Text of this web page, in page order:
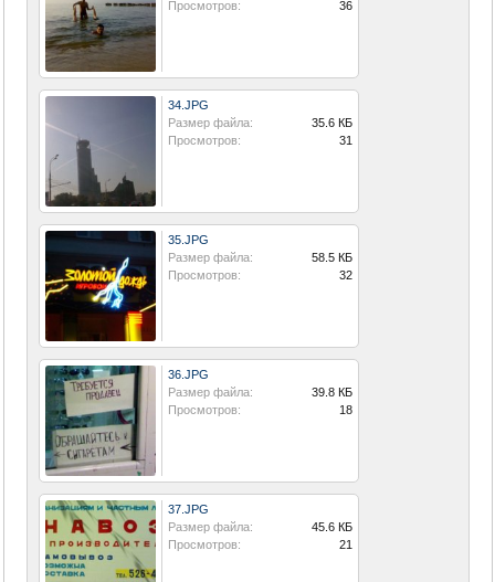
Просмотров: 36
34.JPG
Размер файла:
35.6 КБ
Просмотров:
31
35.JPG
Размер файла:
58.5 КБ
Просмотров:
32
36.JPG
Размер файла:
39.8 КБ
Просмотров:
18
37.JPG
Размер файла:
45.6 КБ
Просмотров:
21